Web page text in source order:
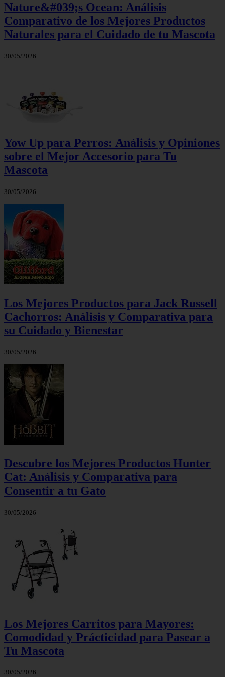
Nature&#039;s Ocean: Análisis
Comparativo de los Mejores Productos
Naturales para el Cuidado de tu Mascota
30/05/2026
Yow Up para Perros: Análisis y Opiniones
sobre el Mejor Accesorio para Tu
Mascota
30/05/2026
Los Mejores Productos para Jack Russell
Cachorros: Análisis y Comparativa para
su Cuidado y Bienestar
30/05/2026
Descubre los Mejores Productos Hunter
Cat: Análisis y Comparativa para
Consentir a tu Gato
30/05/2026
Los Mejores Carritos para Mayores:
Comodidad y Prácticidad para Pasear a
Tu Mascota
30/05/2026